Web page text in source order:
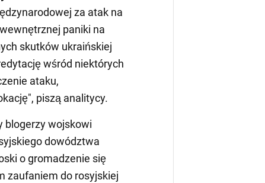
za atak na
paniki na
skutków ukraińskiej
wśród niektórych
ataku,
piszą analitycy.
blogerzy wojskowi
dowództwa
o gromadzenie się
zaufaniem do rosyjskiej